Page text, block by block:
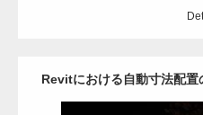
Revitにおける自動寸法配